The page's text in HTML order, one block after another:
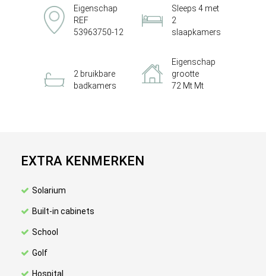
Eigenschap
REF
53963750-12
Sleeps 4 met
2
slaapkamers
2 bruikbare
badkamers
Eigenschap
grootte
72 Mt Mt
EXTRA KENMERKEN
Solarium
Built-in cabinets
School
Golf
Hospital